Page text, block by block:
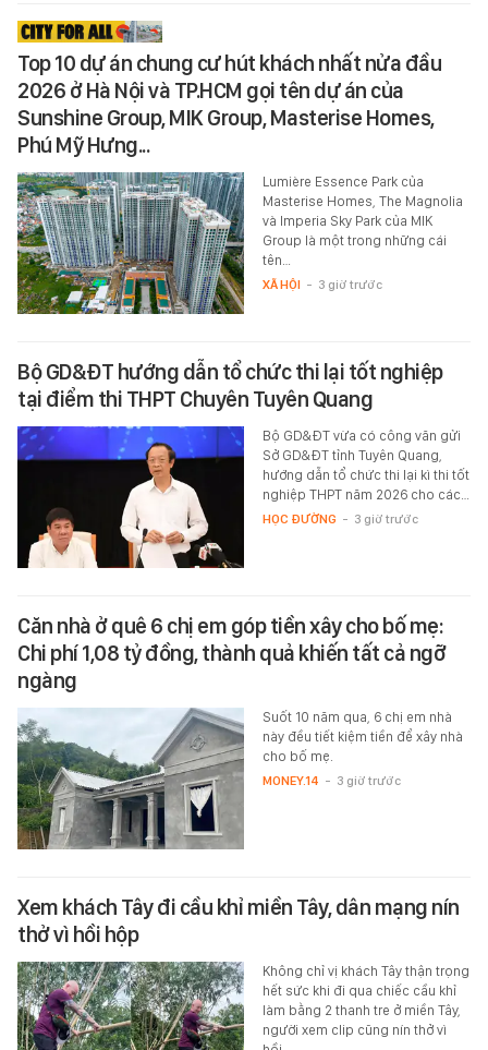
Top 10 dự án chung cư hút khách nhất nửa đầu
2026 ở Hà Nội và TP.HCM gọi tên dự án của
Sunshine Group, MIK Group, Masterise Homes,
Phú Mỹ Hưng...
Lumière Essence Park của
Masterise Homes, The Magnolia
và Imperia Sky Park của MIK
Group là một trong những cái
tên…
XÃ HỘI - 3 giờ trước
Bộ GD&ĐT hướng dẫn tổ chức thi lại tốt nghiệp
tại điểm thi THPT Chuyên Tuyên Quang
Bộ GD&ĐT vừa có công văn gửi
Sở GD&ĐT tỉnh Tuyên Quang,
hướng dẫn tổ chức thi lại kì thi tốt
nghiệp THPT năm 2026 cho các…
HỌC ĐƯỜNG - 3 giờ trước
Căn nhà ở quê 6 chị em góp tiền xây cho bố mẹ:
Chi phí 1,08 tỷ đồng, thành quả khiến tất cả ngỡ
ngàng
Suốt 10 năm qua, 6 chị em nhà
này đều tiết kiệm tiền để xây nhà
cho bố mẹ.
MONEY.14 - 3 giờ trước
Xem khách Tây đi cầu khỉ miền Tây, dân mạng nín
thở vì hồi hộp
Không chỉ vị khách Tây thận trọng
hết sức khi đi qua chiếc cầu khỉ
làm bằng 2 thanh tre ở miền Tây,
người xem clip cũng nín thở vì